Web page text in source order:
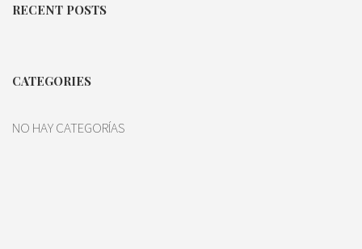
RECENT POSTS
CATEGORIES
NO HAY CATEGORÍAS